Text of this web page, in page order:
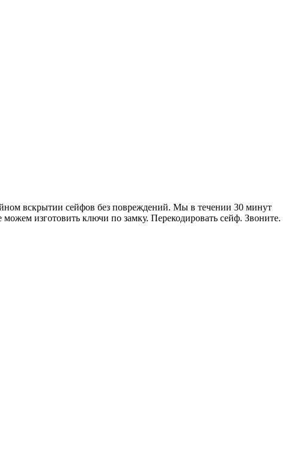
вскрытии сейфов без повреждений. Мы в течении 30 минут
изготовить ключи по замку. Перекодировать сейф. Звоните.